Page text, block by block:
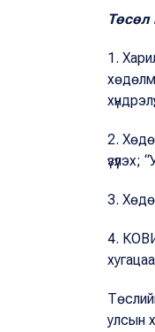
Төсөл
1.
2.
3.
4.
улсын